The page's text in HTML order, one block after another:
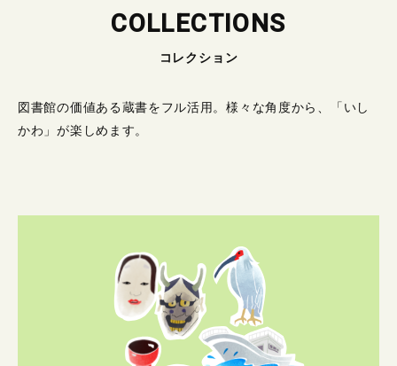
COLLECTIONS
コレクション
図書館の価値ある蔵書をフル活用。様々な角度から、「いし
かわ」が楽しめます。